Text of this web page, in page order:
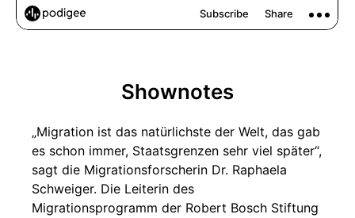
Shownotes
„Migration ist das natürlichste der Welt, das gab
es schon immer, Staatsgrenzen sehr viel später“,
sagt die Migrationsforscherin Dr. Raphaela
Schweiger. Die Leiterin des
Migrationsprogramm der Robert Bosch Stiftung